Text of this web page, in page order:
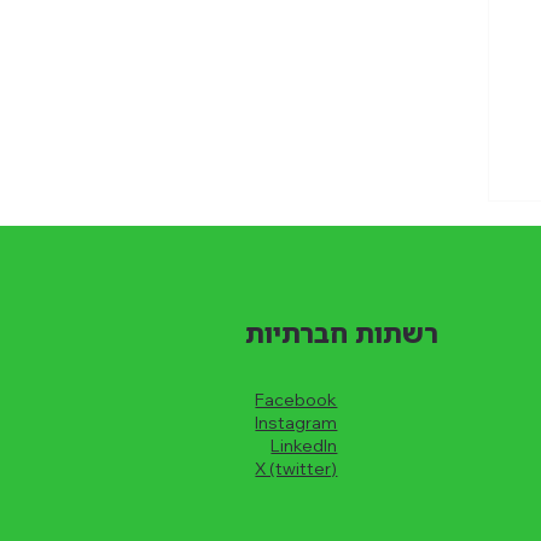
רשתות חברתיות
Facebook
Instagram
LinkedIn
X (twitter)